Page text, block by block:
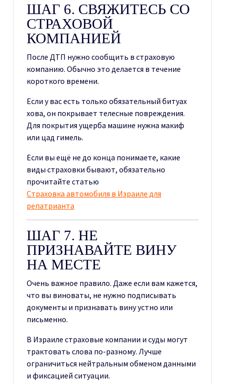
ШАГ 6. СВЯЖИТЕСЬ СО
СТРАХОВОЙ
КОМПАНИЕЙ
После ДТП нужно сообщить в страховую
компанию. Обычно это делается в течение
короткого времени.
Если у вас есть только обязательный битуах
хова, он покрывает телесные повреждения.
Для покрытия ущерба машине нужна макиф
или цад гимель.
Если вы ещё не до конца понимаете, какие
виды страховки бывают, обязательно
прочитайте статью
Страховка автомобиля в Израиле для
репатрианта
ШАГ 7. НЕ
ПРИЗНАВАЙТЕ ВИНУ
НА МЕСТЕ
Очень важное правило. Даже если вам кажется,
что вы виноваты, не нужно подписывать
документы и признавать вину устно или
письменно.
В Израиле страховые компании и суды могут
трактовать слова по-разному. Лучше
ограничиться нейтральным обменом данными
и фиксацией ситуации.